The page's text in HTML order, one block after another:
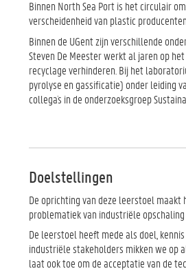
Binnen North Sea Port is het circulair
verscheidenheid van plastic
Binnen de UGent zijn verschillende
Steven De Meester werkt al jaren op
recyclage verhinderen. Bij het
pyrolyse en gassificatie) onder leiding
collega´s in de onderzoeksgroep
Doelstellingen
De oprichting van deze leerstoel
problematiek van industriële
De leerstoel heeft mede als doel,
industriële stakeholders mikken we op
laat ook toe om de acceptatie van de